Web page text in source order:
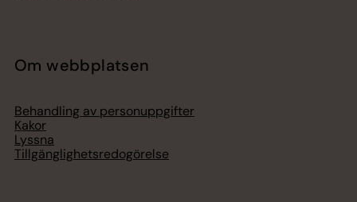
Om webbplatsen
Behandling av personuppgifter
Kakor
Lyssna
Tillgänglighetsredogörelse